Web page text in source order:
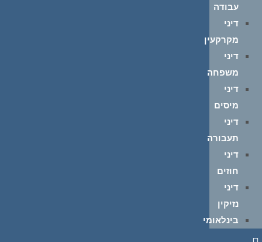
עבודה
דיני
מקרקעין
דיני
משפחה
דיני
מיסים
דיני
תעבורה
דיני
חוזים
דיני
נזיקין
בינלאומי